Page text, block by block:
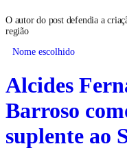
O autor do post defendia a
região
Nome escolhido
Alcides
Barroso
suplente ao